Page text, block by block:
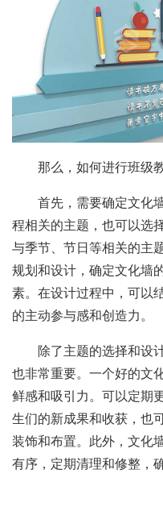
那么，如何进行班级
首先，需要确定文化
程相关的主题，也可以选
与季节、节日等相关的主
规划和设计，确定文化墙
素。在设计过程中，可以
的主动参与感和创造力。
除了主题的选择和设
也非常重要。一个好的文
鲜感和吸引力。可以定期
生们的新成果和收获，也
装饰和布置。此外，文化
有序，定期清理和修整，